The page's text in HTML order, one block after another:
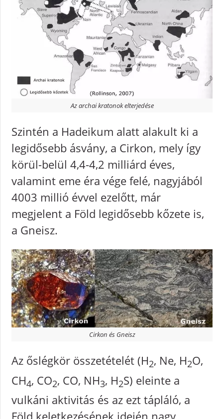
Az archai kratonok elterjedése
Szintén a Hadeikum alatt alakult ki a
legidősebb ásvány, a Cirkon, mely így
körül-belül 4,4-4,2 milliárd éves,
valamint eme éra vége felé, nagyjából
4003 millió évvel ezelőtt, már
megjelent a Föld legidősebb kőzete is,
a Gneisz.
Cirkon és Gneisz
Az őslégkör összetételét (H2, Ne, H2O,
CH4, CO2, CO, NH3, H2S) eleinte a
vulkáni aktivitás és az ezt tápláló, a